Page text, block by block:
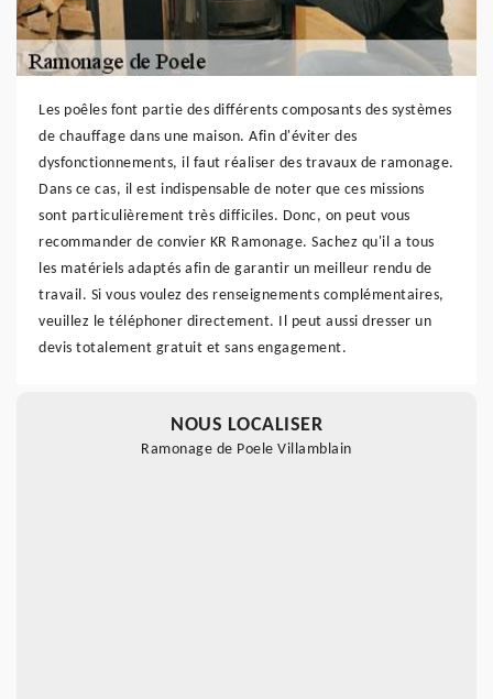
Les poêles font partie des différents composants des systèmes
de chauffage dans une maison. Afin d'éviter des
dysfonctionnements, il faut réaliser des travaux de ramonage.
Dans ce cas, il est indispensable de noter que ces missions
sont particulièrement très difficiles. Donc, on peut vous
recommander de convier KR Ramonage. Sachez qu'il a tous
les matériels adaptés afin de garantir un meilleur rendu de
travail. Si vous voulez des renseignements complémentaires,
veuillez le téléphoner directement. Il peut aussi dresser un
devis totalement gratuit et sans engagement.
NOUS LOCALISER
Ramonage de Poele Villamblain